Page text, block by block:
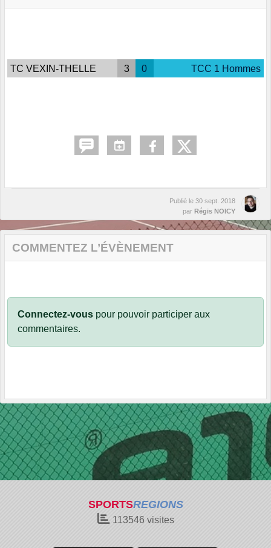
TC VEXIN-THELLE 3 0 TCC 1 Hommes
Publié le 30 sept. 2018
par Régis NOICY
COMMENTEZ L’ÉVÈNEMENT
Connectez-vous pour pouvoir participer aux
commentaires.
SPORTSREGIONS
113546 visites